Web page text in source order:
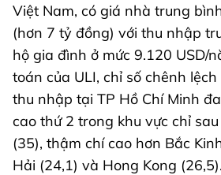
Việt Nam, có giá nhà trung
(hơn 7 tỷ đồng) với thu nhập
hộ gia đình ở mức 9.120 USD/
toán của ULI, chỉ số chênh
thu nhập tại TP Hồ Chí Minh
cao thứ 2 trong khu vực chỉ
(35), thậm chí cao hơn Bắc
Hải (24,1) và Hong Kong (26,5).